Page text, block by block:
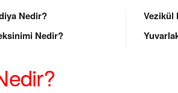
Nedir?
Nedir?
Vezikül